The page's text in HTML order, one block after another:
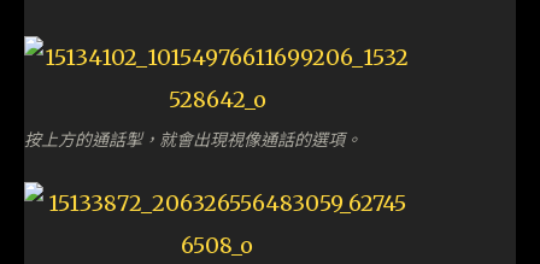
按上方的通話掣，就會出現視像通話的選項。